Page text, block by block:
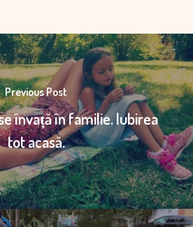
Previous Post
învață în familie. Iubirea
tot acasă.